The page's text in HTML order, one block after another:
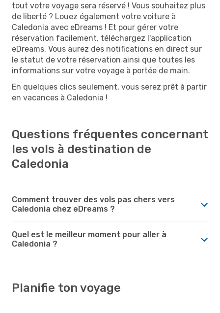
tout votre voyage sera réservé ! Vous souhaitez plus
de liberté ? Louez également votre voiture à
Caledonia avec eDreams ! Et pour gérer votre
réservation facilement, téléchargez l'application
eDreams. Vous aurez des notifications en direct sur
le statut de votre réservation ainsi que toutes les
informations sur votre voyage à portée de main.
En quelques clics seulement, vous serez prêt à partir
en vacances à Caledonia !
Questions fréquentes concernant
les vols à destination de
Caledonia
Comment trouver des vols pas chers vers
Caledonia chez eDreams ?
Quel est le meilleur moment pour aller à
Caledonia ?
Planifie ton voyage